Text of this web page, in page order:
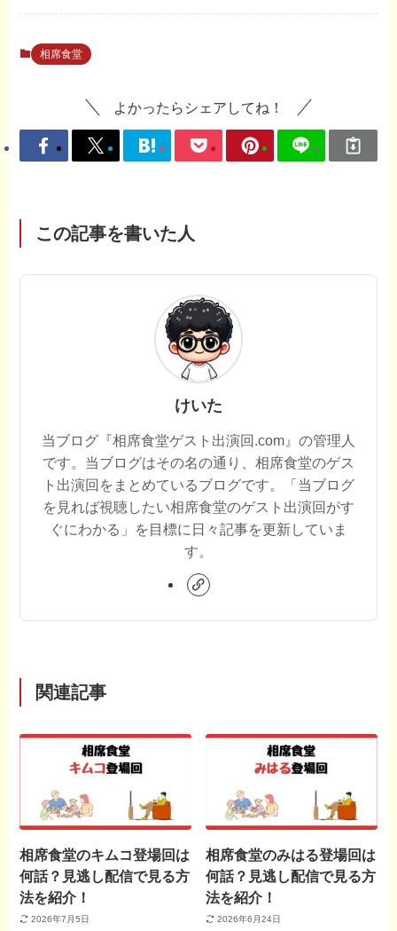
相席食堂
よかったらシェアしてね！
この記事を書いた人
けいた
当ブログ『相席食堂ゲスト出演回.com』の管理人
です。当ブログはその名の通り、相席食堂のゲス
ト出演回をまとめているブログです。「当ブログ
を見れば視聴したい相席食堂のゲスト出演回がす
ぐにわかる」を目標に日々記事を更新していま
す。
関連記事
相席食堂のキムコ登場回は
何話？見逃し配信で見る方
法を紹介！
2026年7月5日
相席食堂のみはる登場回は
何話？見逃し配信で見る方
法を紹介！
2026年6月24日